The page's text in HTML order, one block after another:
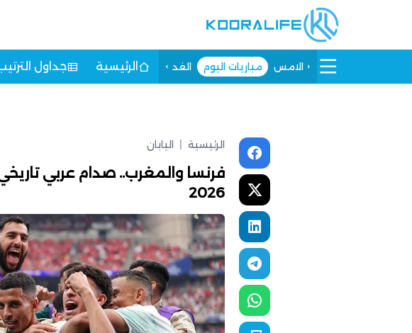
الامس مباريات اليوم الغد الرئيسية جداول
الرئيسية اليابان
فرنسا والمغرب.. صدام عربي
2026